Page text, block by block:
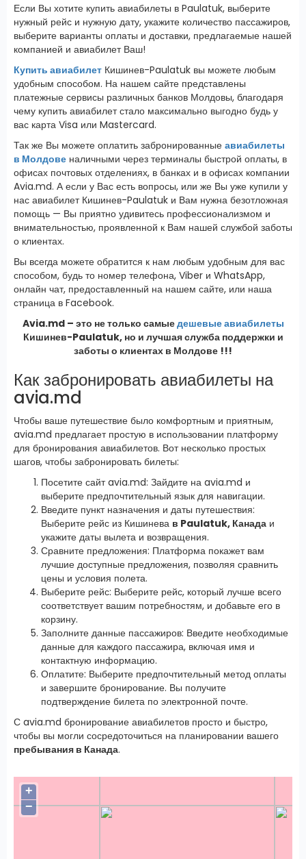
Если Вы хотите купить авиабилеты в Paulatuk, выберите
нужный рейс и нужную дату, укажите количество пассажиров,
выберите варианты оплаты и доставки, предлагаемые нашей
компанией и авиабилет Ваш!
Купить авиабилет Кишинев-Paulatuk вы можете любым
удобным способом. На нашем сайте представлены
платежные сервисы различных банков Молдовы, благодаря
чему купить авиабилет стало максимально выгодно будь у
вас карта Visa или Mastercard.
Так же Вы можете оплатить забронированные авиабилеты
в Молдове наличными через терминалы быстрой оплаты, в
офисах почтовых отделениях, в банках и в офисах компании
Avia.md. А если у Вас есть вопросы, или же Вы уже купили у
нас авиабилет Кишинев-Paulatuk и Вам нужна безотложная
помощь — Вы приятно удивитесь профессионализмом и
внимательностью, проявленной к Вам нашей службой заботы
о клиентах.
Вы всегда можете обратится к нам любым удобным для вас
способом, будь то номер телефона, Viber и WhatsApp,
онлайн чат, предоставленный на нашем сайте, или наша
страница в Facebook.
Avia.md – это не только самыедешевые авиабилеты
Кишинев-Paulatuk, но и лучшая служба поддержки и
заботы о клиентах в Молдове !!!
Как забронировать авиабилеты на
avia.md
Чтобы ваше путешествие было комфортным и приятным,
avia.md предлагает простую в использовании платформу
для бронирования авиабилетов. Вот несколько простых
шагов, чтобы забронировать билеты:
Посетите сайт avia.md: Зайдите на avia.md и
выберите предпочтительный язык для навигации.
Введите пункт назначения и даты путешествия:
Выберите рейс из Кишинева в Paulatuk, Канада и
укажите даты вылета и возвращения.
Сравните предложения: Платформа покажет вам
лучшие доступные предложения, позволяя сравнить
цены и условия полета.
Выберите рейс: Выберите рейс, который лучше всего
соответствует вашим потребностям, и добавьте его в
корзину.
Заполните данные пассажиров: Введите необходимые
данные для каждого пассажира, включая имя и
контактную информацию.
Оплатите: Выберите предпочтительный метод оплаты
и завершите бронирование. Вы получите
подтверждение билета по электронной почте.
С avia.md бронирование авиабилетов просто и быстро,
чтобы вы могли сосредоточиться на планировании вашего
пребывания в Канада.
+
−